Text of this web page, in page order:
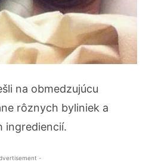
na obmedzujúcu
rôznych byliniek a
ingrediencií.
-